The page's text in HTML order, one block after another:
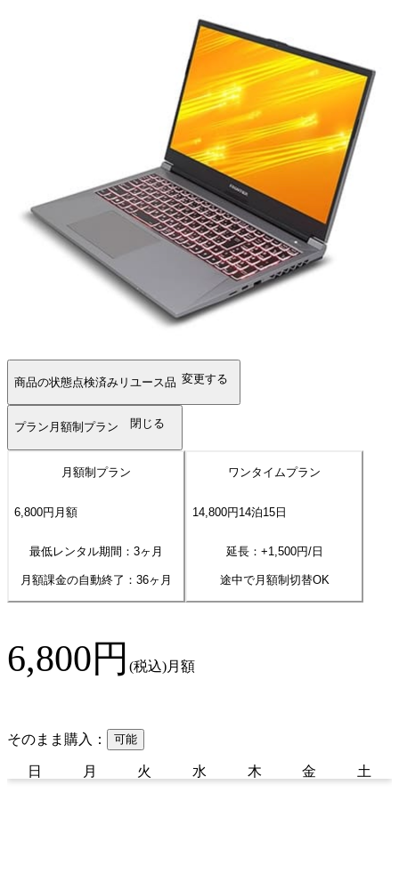
商品の状態点検済みリユース品 変更する
プラン 月額制プラン 閉じる
月額制プラン
6,800円 月額
最低レンタル期間：3ヶ月
月額課金の自動終了： 36ヶ月
ワンタイムプラン
14,800円14泊15日
延長：+1,500円/日
途中で月額制切替OK
6,800円 (税込)月額
そのまま購入： 可能
日 月 火 水 木 金 土